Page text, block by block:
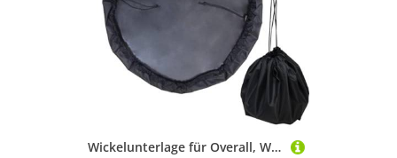
Wickelunterlage für Overall, Wickeltasche, wasserdichte Tasche für Surfer, Surfer, Surfen, Wakeboarden, Tauchen, Schwimmen und Surfen